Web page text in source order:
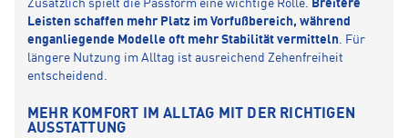
Zusätzlich spielt die Passform eine wichtige Rolle. Breitere
Leisten schaffen mehr Platz im Vorfußbereich, während
enganliegende Modelle oft mehr Stabilität vermitteln. Für
längere Nutzung im Alltag ist ausreichend Zehenfreiheit
entscheidend.
MEHR KOMFORT IM ALLTAG MIT DER RICHTIGEN
AUSSTATTUNG